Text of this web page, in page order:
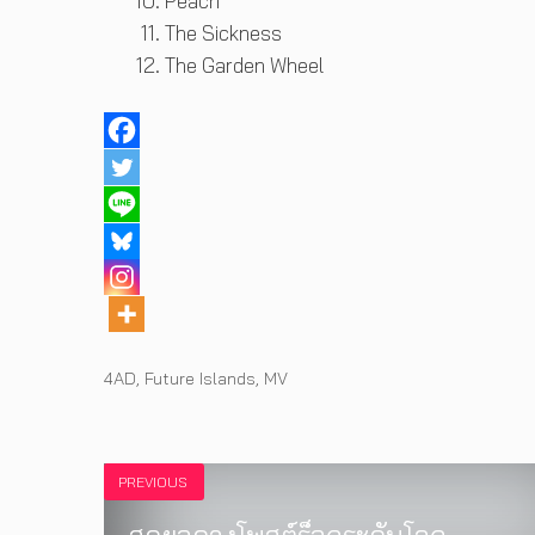
The Sickness
The Garden Wheel
Tags
4AD, Future Islands, MV
PREVIOUS